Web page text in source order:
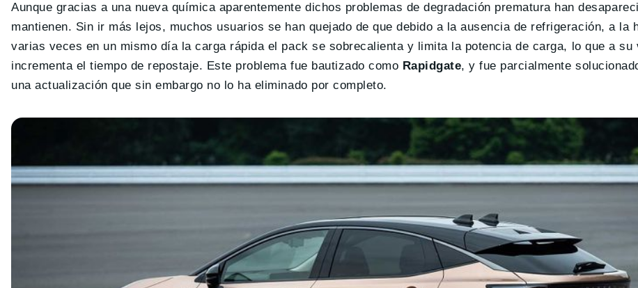
Aunque gracias a una nueva química aparentemente dichos problemas de degradación prematura han
mantienen. Sin ir más lejos, muchos usuarios se han quejado de que debido a la ausencia de refrigeración, a la
varias veces en un mismo día la carga rápida el pack se sobrecalienta y limita la potencia de carga, lo que a su
incrementa el tiempo de repostaje. Este problema fue bautizado como Rapidgate, y fue parcialmente
una actualización que sin embargo no lo ha eliminado por completo.